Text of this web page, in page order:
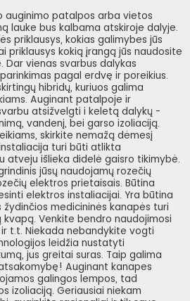
auginimo patalpos arba vietos
lauke bus kalbama atskiroje dalyje.
priklausys, kokias galimybes jūs
priklausys kokią įrangą jūs naudosite
Dar vienas svarbus dalykas
pagal erdvę ir poreikius.
hibridų, kuriuos galima
Auginant patalpoje ir
atsižvelgti i keletą dalykų -
vandenį, bei garso izoliaciją.
skirkite nemažą dėmesį
turi būti atlikta
atveju išlieka didelė gaisro tikimybė.
jūsų naudojamų rozečių
elektros prietaisais. Būtina
elektros instaliacijai. Yra būtina
medicininės kanapės turi
Venkite bendro naudojimosi
t.t. Niekada nebandykite vogti
leidžia nustatyti
jus greitai suras. Taip galima
Auginant kanapes
galingos lempos, tad
izoliaciją. Geriausiai niekam